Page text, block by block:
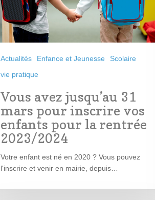
Actualités Enfance et Jeunesse
Scolaire
vie pratique
Vous avez jusqu’au 31
mars pour inscrire vos
enfants pour la rentrée
2023/2024
Votre enfant est né en 2020 ? Vous pouvez
l'inscrire et venir en mairie, depuis…